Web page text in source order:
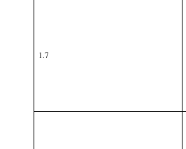
1.7